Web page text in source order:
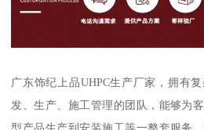
广东饰纪上品UHPC生产厂家，拥有
发、生产、施工管理的团队，能够为
型产品生产到安装施工等一整套服务